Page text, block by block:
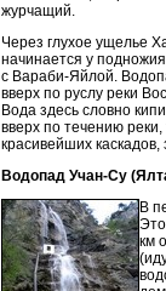
журчащий.
Через глухое ущелье
начинается у
с Вараби-Яйлой.
вверх по руслу реки
Вода здесь словно
вверх по течению
красивейших
Водопад Учан-Су
В
км